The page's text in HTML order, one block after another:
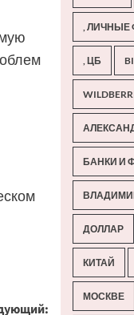
,
, ЦБ
БАНКИ И
ДОЛЛАР
КИТАЙ
МОСКВЕ